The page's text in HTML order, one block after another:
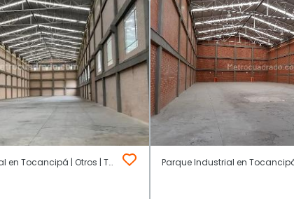
Parque Industrial en Tocancipá | Otros | Tocancipá